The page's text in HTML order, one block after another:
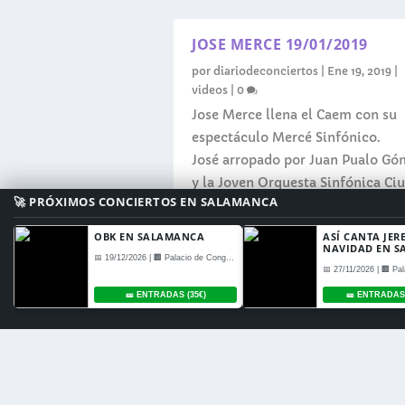
JOSE MERCE 19/01/2019
por diariodeconciertos Ene 19, 2019
videos
0
Jose Merce llena el Caem con su
espectáculo Mercé Sinfónico.
José arropado por Juan Pualo
y la Joven Orquesta Sinfónica
de Salamanca ha ofrecido un
concierto repasando sus exitos y
una gran puesta en escena.
LEER MÁS
La ley exige que las webs europeas avisen a sus
analíticos. Puedes visitar la página de INFORMACION
🚀 PRÓXIMOS CONCIERTOS EN SALAMANCA
OBK EN SALAMANCA
📅 19/12/2026 | 🏢 Palacio de Congresos de Salamanca
🎫 ENTRADAS (35€)
ASÍ CANTA
NAVIDAD EN
🎫